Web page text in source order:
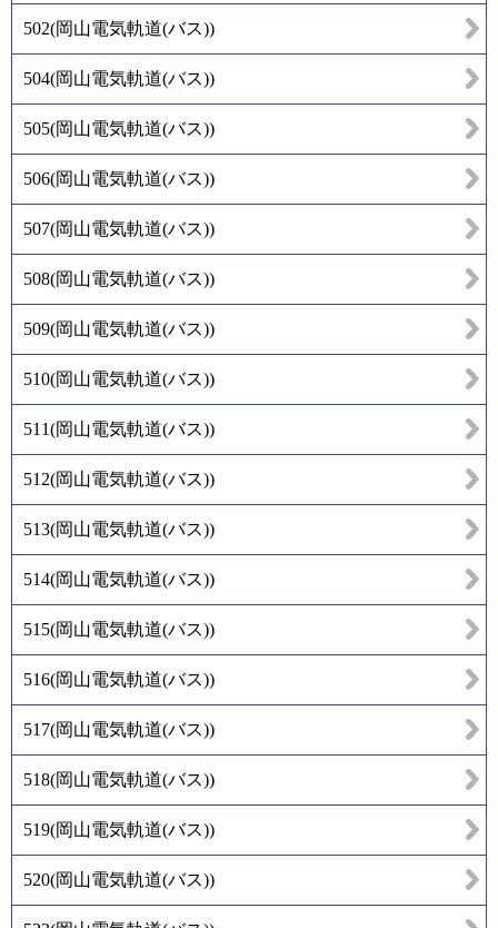
502(岡山電気軌道(バス))
504(岡山電気軌道(バス))
505(岡山電気軌道(バス))
506(岡山電気軌道(バス))
507(岡山電気軌道(バス))
508(岡山電気軌道(バス))
509(岡山電気軌道(バス))
510(岡山電気軌道(バス))
511(岡山電気軌道(バス))
512(岡山電気軌道(バス))
513(岡山電気軌道(バス))
514(岡山電気軌道(バス))
515(岡山電気軌道(バス))
516(岡山電気軌道(バス))
517(岡山電気軌道(バス))
518(岡山電気軌道(バス))
519(岡山電気軌道(バス))
520(岡山電気軌道(バス))